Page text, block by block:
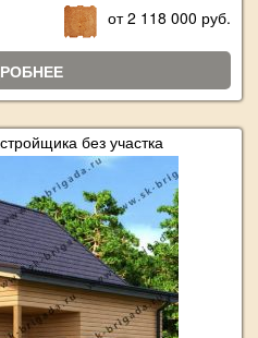
от 2 118 000 руб.
без участка